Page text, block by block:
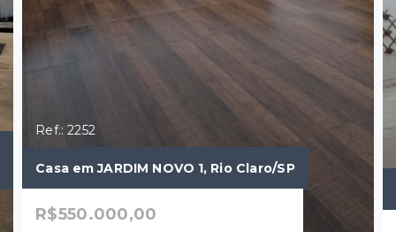
Ref.: 2252
Casa em JARDIM NOVO 1, Rio Claro/SP
R$550.000,00